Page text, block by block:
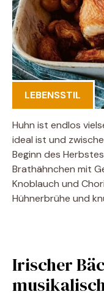
LEBENSSTIL
Huhn ist endlos
ideal ist und
Beginn des
Brathähnchen mit
Knoblauch und
Hühnerbrühe und
Irischer